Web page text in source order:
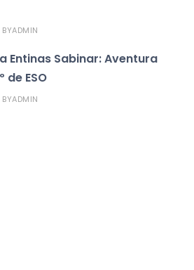
BYADMIN
Entinas Sabinar: Aventura
ESO
BYADMIN